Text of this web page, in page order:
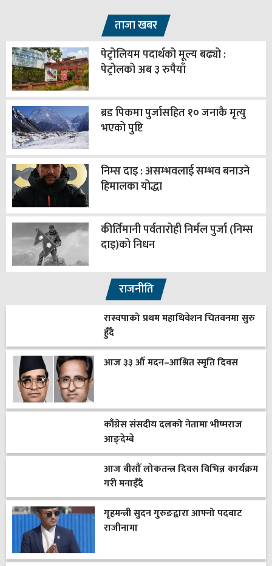
ताजा खबर
पेट्रोलियम पदार्थको मूल्य बढ्यो :
पेट्रोलको अब ३ रुपैयाँ
ब्रड पिकमा पुर्जासहित १० जनाकै मृत्यु
भएको पुष्टि
निम्स दाइ : असम्भवलाई सम्भव बनाउने
हिमालका योद्धा
कीर्तिमानी पर्वतारोही निर्मल पुर्जा (निम्स
दाइ)को निधन
राजनीति
रास्वपाको प्रथम महाधिवेशन चितवनमा सुरु
हुँदै
आज ३३ औँ मदन–आश्रित स्मृति दिवस
काँग्रेस संसदीय दलको नेतामा भीष्मराज
आङ्देम्बे
आज बीसौँ लोकतन्त्र दिवस विभिन्न कार्यक्रम
गरी मनाइँदै
गृहमन्त्री सुदन गुरुङद्वारा आफ्नो पदबाट
राजीनामा